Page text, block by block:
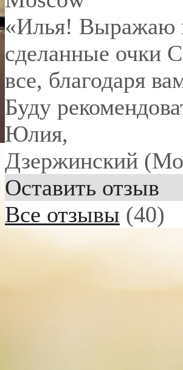
«Илья! Выражаю
сделанные очки
все, благодаря
Буду
Юлия,
Дзержинский
Оставить отзыв
Все отзывы (40)